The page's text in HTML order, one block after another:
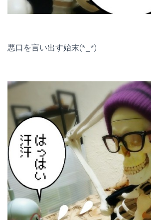
悪口を言い出す始末(*_*)